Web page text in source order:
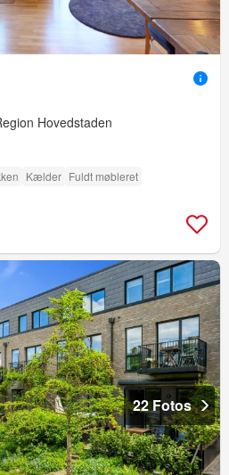
Hovedstaden
Kælder Fuldt møbleret
22 Fotos